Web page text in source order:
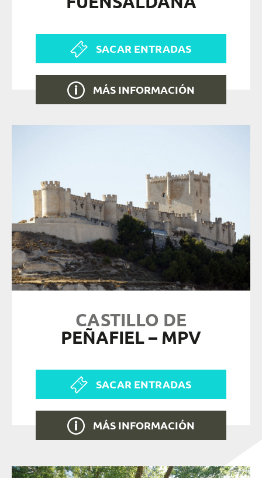
SACAR ENTRADAS
MÁS INFORMACIÓN
CASTILLO DE
PEÑAFIEL – MPV
SACAR ENTRADAS
MÁS INFORMACIÓN